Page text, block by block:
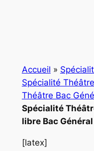
Accueil »
Spécialité
Théâtre Bac
Spécialité
libre Bac
[latex]